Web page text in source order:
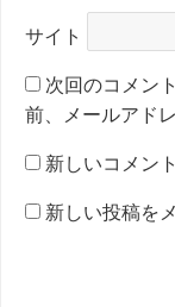
サイト
次回のコメン
前、メールアド
新しいコメン
新しい投稿を